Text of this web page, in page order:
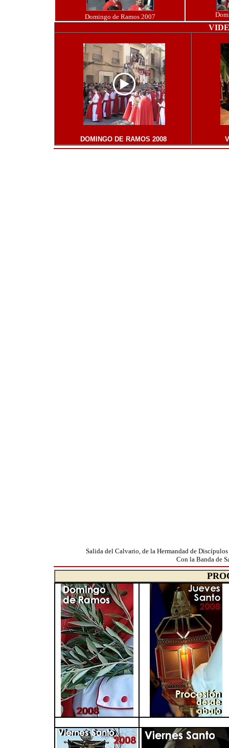
Domingo de Ramos 2007
DOMINGO DE RAMOS 2008
Salida del Calvario, de la Hermandad de
Con la Banda de